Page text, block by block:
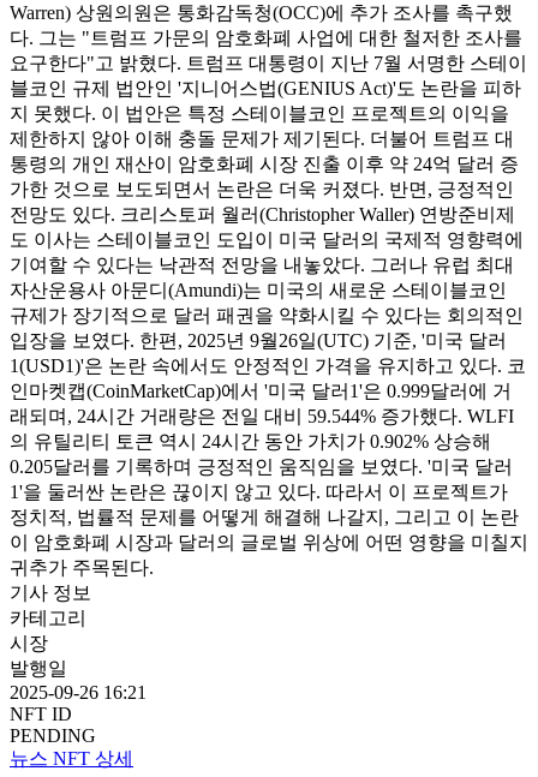
Warren) 상원의원은 통화감독청(OCC)에 추가 조사를 촉구했
다. 그는 "트럼프 가문의 암호화폐 사업에 대한 철저한 조사를
요구한다"고 밝혔다. 트럼프 대통령이 지난 7월 서명한 스테이
블코인 규제 법안인 '지니어스법(GENIUS Act)'도 논란을 피하
지 못했다. 이 법안은 특정 스테이블코인 프로젝트의 이익을
제한하지 않아 이해 충돌 문제가 제기된다. 더불어 트럼프 대
통령의 개인 재산이 암호화폐 시장 진출 이후 약 24억 달러 증
가한 것으로 보도되면서 논란은 더욱 커졌다. 반면, 긍정적인
전망도 있다. 크리스토퍼 월러(Christopher Waller) 연방준비제
도 이사는 스테이블코인 도입이 미국 달러의 국제적 영향력에
기여할 수 있다는 낙관적 전망을 내놓았다. 그러나 유럽 최대
자산운용사 아문디(Amundi)는 미국의 새로운 스테이블코인
규제가 장기적으로 달러 패권을 약화시킬 수 있다는 회의적인
입장을 보였다. 한편, 2025년 9월26일(UTC) 기준, '미국 달러
1(USD1)'은 논란 속에서도 안정적인 가격을 유지하고 있다. 코
인마켓캡(CoinMarketCap)에서 '미국 달러1'은 0.999달러에 거
래되며, 24시간 거래량은 전일 대비 59.544% 증가했다. WLFI
의 유틸리티 토큰 역시 24시간 동안 가치가 0.902% 상승해
0.205달러를 기록하며 긍정적인 움직임을 보였다. '미국 달러
1'을 둘러싼 논란은 끊이지 않고 있다. 따라서 이 프로젝트가
정치적, 법률적 문제를 어떻게 해결해 나갈지, 그리고 이 논란
이 암호화폐 시장과 달러의 글로벌 위상에 어떤 영향을 미칠지
귀추가 주목된다.
기사 정보
카테고리
시장
발행일
2025-09-26 16:21
NFT ID
PENDING
뉴스 NFT 상세